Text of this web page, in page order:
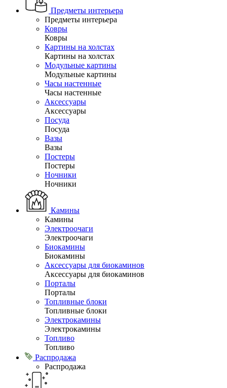
Предметы интерьера
Предметы интерьера
Ковры
Ковры
Картины на холстах
Картины на холстах
Модульные картины
Модульные картины
Часы настенные
Часы настенные
Аксессуары
Аксессуары
Посуда
Посуда
Вазы
Вазы
Постеры
Постеры
Ночники
Ночники
Камины
Камины
Электроочаги
Электроочаги
Биокамины
Биокамины
Аксессуары для биокаминов
Аксессуары для биокаминов
Порталы
Порталы
Топливные блоки
Топливные блоки
Электрокамины
Электрокамины
Топливо
Топливо
Распродажа
Распродажа